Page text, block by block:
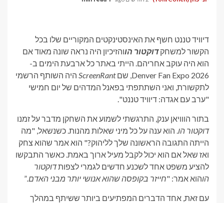
דיוויד טננט חשף את האינסטינקטים המקוריים שלו בכל
הקשור למשחקדוקטור הווהזיכיון היה נראה שונה מאוד אם
הוא היה עוקב אחריהם. הייתי באתר כל ארבעת הימים ב-
Denver Fan Expo 2026, שם
ScreenRant היה השותף הרשמי
לתקשורת, ואני השתתפתי בפאנל המדהים של יום חמישי
"ערב עם אגדה: דיוויד טננט".
בתור הווויאן ענק, התרגשתי לשמוע את השחקן מדבר על זמנו
דוקטור הו. הוא ענה על כל מיני שאלות מהנות. כשנשאל, "מה
הייתה התגובה הראשונה שלך לליהוק?" הוא אמר שהוא צחק
ואז שאל אם הוא יכול לקבל מעיל ארוך באמת. כאשר התבקשו
להציע משפט אחד לשכנע חדשים לגמרי לצפותדוקטור
הוהוא אמר: "חייזר בקופסה שהוא אנושי יותר מבני האדם.”
עם זאת, אחד הדברים המפתיעים ביותר ששיתף במהלך